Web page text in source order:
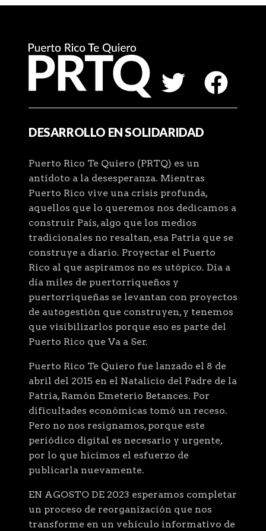
DESARROLLO EN SOLIDARIDAD
Puerto Rico Te Quiero (PRTQ) es un
antídoto a la desesperanza. Mientras
Puerto Rico vive una crisis profunda,
aquellos que lo queremos nos dedicamos a
construir País, algo que los medios
tradicionales no resaltan, esa Patria que se
construye a diario. Proyectar el Puerto
Rico al que aspiramos no es utópico. Día a
día miles de puertorriqueños y
puertorriqueñas se levantan con proyectos
de autogestión que construyen, y tenemos
que visibilizarlos porque eso es parte del
Puerto Rico que Va a Ser.
Puerto Rico Te Quiero fue lanzado el 8 de
abril del 2015 en el Natalicio del Padre de la
Patria, Ramón Emeterio Betances. Por
dificultades económicas tomó un receso.
Pero no nos resignamos, porque este
periódico digital es necesario y urgente,
por lo que hicimos el esfuerzo de
publicarla nuevamente.
EN AGOSTO DE 2023 esperamos completar
un proceso de reorganización que nos
transforme en un vehículo informativo de